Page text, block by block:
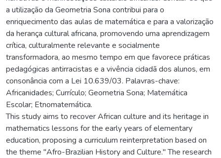
a utilização da Geometria Sona contribui para o
enriquecimento das aulas de matemática e para a valorização
da herança cultural africana, promovendo uma aprendizagem
crítica, culturalmente relevante e socialmente
transformadora, ao mesmo tempo em que favorece práticas
pedagógicas antirracistas e a vivência cidadã dos alunos, em
consonância com a Lei 10.639/03. Palavras-chave:
Africanidades; Currículo; Geometria Sona; Matemática
Escolar; Etnomatemática.
This study aims to recover African culture and its heritage in
mathematics lessons for the early years of elementary
education, proposing a curriculum reinterpretation based on
the theme "Afro-Brazilian History and Culture." The research